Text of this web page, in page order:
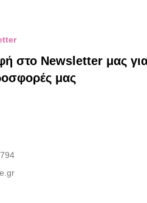
στο Newsletter μας
μας